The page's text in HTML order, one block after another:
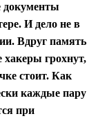
документы
И дело не в
Вдруг память
хакеры грохнут,
стоит. Как
каждые пару
при